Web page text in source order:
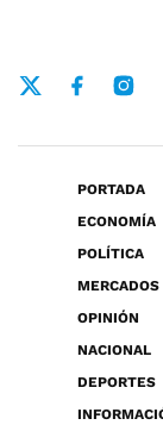
PORTADA
ECONOMÍA
POLÍTICA
MERCADOS
OPINIÓN
NACIONAL
DEPORTES